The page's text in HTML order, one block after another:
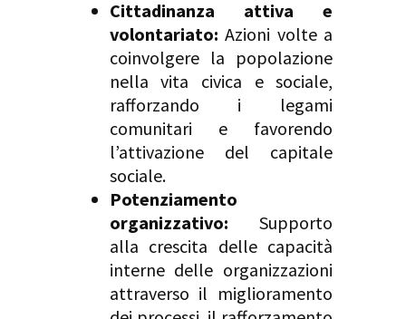
Cittadinanza attiva e
volontariato: Azioni volte a
coinvolgere la popolazione
nella vita civica e sociale,
rafforzando i legami
comunitari e favorendo
l’attivazione del capitale
sociale.
Potenziamento
organizzativo: Supporto
alla crescita delle capacità
interne delle organizzazioni
attraverso il miglioramento